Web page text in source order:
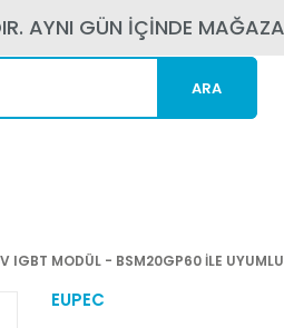
AYNI GÜN İÇİNDE
ARA
IGBT MODÜL - BSM20GP60 İLE UYUMLU
EUPEC